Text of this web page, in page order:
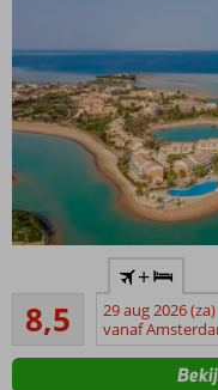
lagune
Centrum
van El
8,5
Aanrader
17
beoordelingen
+
29 aug 2026 (za)
vanaf